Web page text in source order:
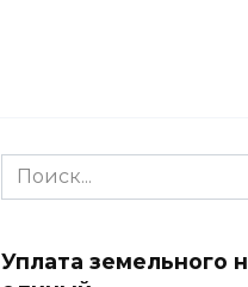
Search
for:
Уплата земельного